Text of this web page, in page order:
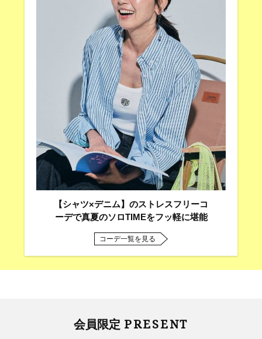
【シャツ×デニム】のストレスフリーコ
ーデで真夏のソロTIMEをフッ軽に堪能
コーデ一覧を見る
会員限定 PRESENT